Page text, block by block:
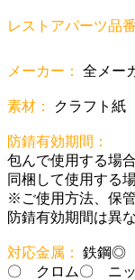
レストアパーツ品番
メーカー： 全メー
素材： クラフト紙
防錆有効期間：
包んで使用する場
同梱して使用する
※ご使用方法、保
防錆有効期間は異
対応金属：
鉄鋼◎
〇 クロム〇 ニッ